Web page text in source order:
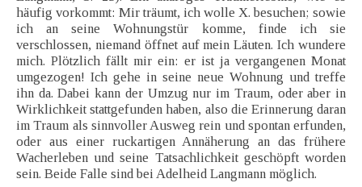
häufig vorkommt: Mir träumt, ich wolle X. besuchen; sowie
ich an seine Wohnungstür komme, finde ich sie
verschlossen, niemand öffnet auf mein Läuten. Ich wundere
mich. Plötzlich fällt mir ein: er ist ja vergangenen Monat
umgezogen! Ich gehe in seine neue Wohnung und treffe
ihn da. Dabei kann der Umzug nur im Traum, oder aber in
Wirklichkeit stattgefunden haben, also die Erinnerung daran
im Traum als sinnvoller Ausweg rein und spontan erfunden,
oder aus einer ruckartigen Annäherung an das frühere
Wacherleben und seine Tatsachlichkeit geschöpft worden
sein. Beide Falle sind bei Adelheid Langmann möglich.